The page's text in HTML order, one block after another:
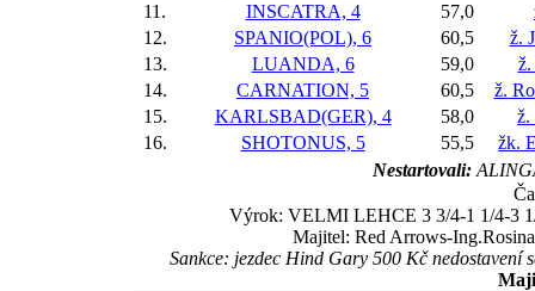
11.
INSCATRA, 4 57,0
12.
SPANIO(POL), 6 60,5
ž.
13.
LUANDA, 6 59,0
14.
CARNATION, 5 60,5
ž.
15.
KARLSBAD(GER), 4 58,0
ž.
16.
SHOTONUS, 5 55,5
žk.
Nestartovali:
Výrok: VELMI LEHCE 3 3/4-1 1/4-3
Majitel: Red Arrows-
Sankce: jezdec Hind Gary 500 Kč nedostavení